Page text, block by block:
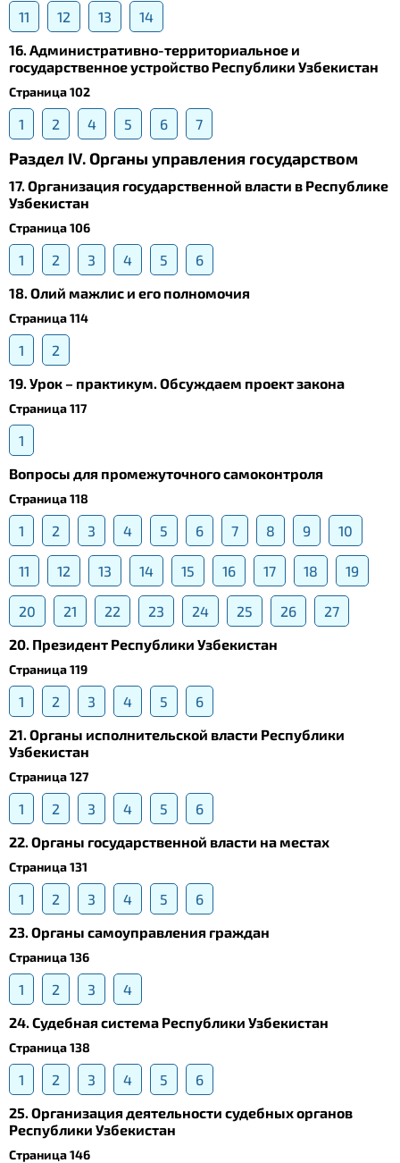
11 12 13
14
16. Административно-территориальное и
государственное устройство Республики Узбекистан
Страница 102
1 2 4 5 6 7
Раздел IV. Органы управления государством
17. Организация государственной власти в Республике
Узбекистан
Страница 106
1 2 3 4 5
6
18. Олий мажлис и его полномочия
Страница 114
1
2
19. Урок – практикум. Обсуждаем проект закона
Страница 117
1
Вопросы для промежуточного самоконтроля
Страница 118
1 2 3 4 5 6 7 8 9 10
11 12 13 14 15 16 17 18 19
20 21 22 23 24 25 26
27
20. Президент Республики Узбекистан
Страница 119
1 2 3 4 5
6
21. Органы исполнительской власти Республики
Узбекистан
Страница 127
1 2 3 4 5
6
22. Органы государственной власти на местах
Страница 131
1 2 3 4 5
6
23. Органы самоуправления граждан
Страница 136
1 2 3
4
24. Судебная система Республики Узбекистан
Страница 138
1 2 3 4 5
6
25. Организация деятельности судебных органов
Республики Узбекистан
Страница 146